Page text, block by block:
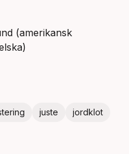
(amerikansk
juste
jordklot